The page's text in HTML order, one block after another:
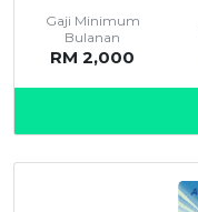
Gaji Minimum
Bulanan
RM 2,000